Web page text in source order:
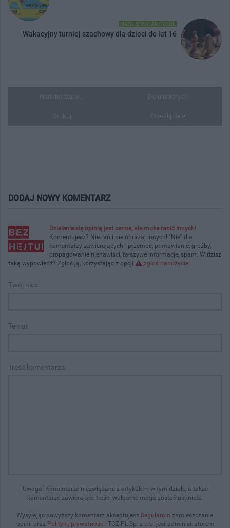
NASTĘPNY ARTYKUŁ
Wakacyjny turniej szachowy dla dzieci do lat 16
DODAJ NOWY KOMENTARZ
Dzielenie się opinią jest cenne, ale może ranić innych!
Komentujesz? Nie rań i nie obrażaj innych! "Nie" dla
komentarzy zawierających - przemoc, pomawianie, groźby,
propagowanie nienawiści, fałszywe informacje, spam. Widzisz
taką wypowiedź? Zgłoś ją, korzystając z opcji
zgłoś nadużycie.
Twój nick
Temat
Treść komentarza
Uwaga! Komentarze niezwiązane z artykułem w tym dziale, a także
komentarze zawierające treści wulgarne mogą zostać usunięte.
Wysyłając powyższy komentarz akceptujesz Regulamin zamieszczania
opinii oraz Politykę prywatności. TCZ.PL Sp. z o.o. jest administratorem